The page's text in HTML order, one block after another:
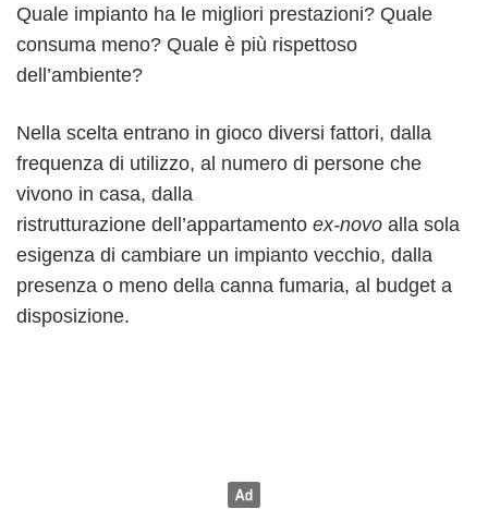
Quale impianto ha le migliori prestazioni? Quale
consuma meno? Quale è più rispettoso
dell’ambiente?
Nella scelta entrano in gioco diversi fattori, dalla
frequenza di utilizzo, al numero di persone che
vivono in casa, dalla
ristrutturazione dell’appartamento ex-novo alla sola
esigenza di cambiare un impianto vecchio, dalla
presenza o meno della canna fumaria, al budget a
disposizione.